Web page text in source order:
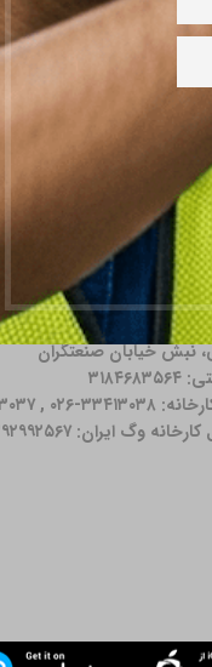
كرج، محمدشهر،
نبش خیابان صنعتگران
۰۲۶ , ۳۳۴۱۳۰۳۷-۰۲۶
وگ ایران: ۰۹۳۹۲۹۹۲۵۶۷